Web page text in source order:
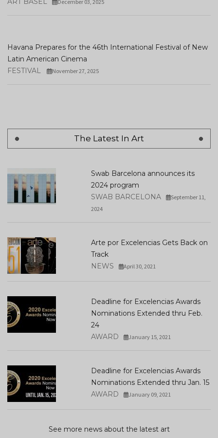
December 03, 2025
Havana Prepares for the 46th International Festival of New
Latin American Cinema
FESTIVAL
November 27, 2025
The Latest In Art
Swab Barcelona announces its
2024 program
SWAB BARCELONA
September 11,
2024
Arte por Excelencias Gets Back on
Track
NEWS
April 30, 2021
Deadline for Excelencias Awards
Nominations Extended thru Feb.
24
AWARD
January 15, 2021
Deadline for Excelencias Awards
Nominations Extended thru Jan. 15
AWARD
January 09, 2021
See more news about the latest art